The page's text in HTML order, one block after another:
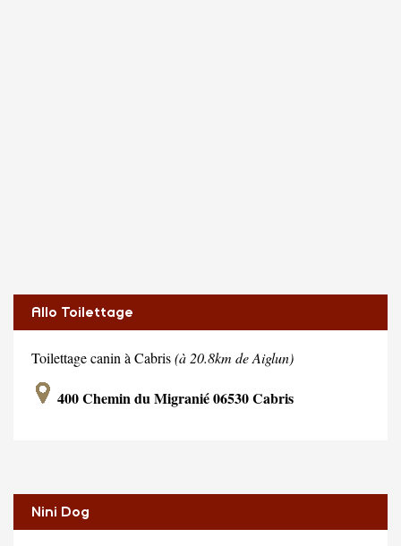
Allo Toilettage
Toilettage canin à Cabris(à 20.8km de Aiglun)
400 Chemin du Migranié 06530 Cabris
Nini Dog